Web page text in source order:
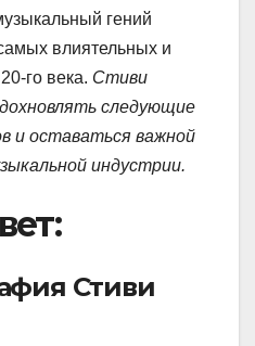
гений
влиятельных и
го века. Стиви
следующие
и оставаться важной
индустрии.
Стиви